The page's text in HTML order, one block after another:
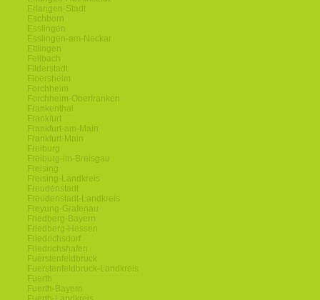
Erlangen-Stadt
Eschborn
Esslingen
Esslingen-am-Neckar
Ettlingen
Fellbach
Filderstadt
Floersheim
Forchheim
Forchheim-Oberfranken
Frankenthal
Frankfurt
Frankfurt-am-Main
Frankfurt-Main
Freiburg
Freiburg-im-Breisgau
Freising
Freising-Landkreis
Freudenstadt
Freudenstadt-Landkreis
Freyung-Grafenau
Friedberg-Bayern
Friedberg-Hessen
Friedrichsdorf
Friedrichshafen
Fuerstenfeldbruck
Fuerstenfeldbruck-Landkreis
Fuerth
Fuerth-Bayern